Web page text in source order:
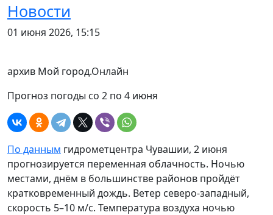
Новости
01 июня 2026, 15:15
архив Мой город.Онлайн
Прогноз погоды со 2 по 4 июня
По данным гидрометцентра Чувашии, 2 июня
прогнозируется переменная облачность. Ночью
местами, днём в большинстве районов пройдёт
кратковременный дождь. Ветер северо-западный,
скорость 5–10 м/с. Температура воздуха ночью